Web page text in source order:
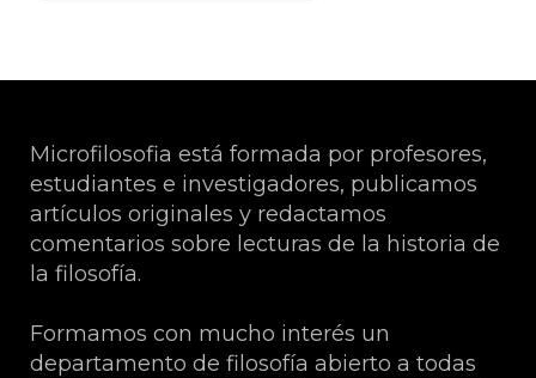
Microfilosofia está formada por profesores,
estudiantes e investigadores, publicamos
artículos originales y redactamos
comentarios sobre lecturas de la historia de
la filosofía.
Formamos con mucho interés un
departamento de filosofía abierto a todas